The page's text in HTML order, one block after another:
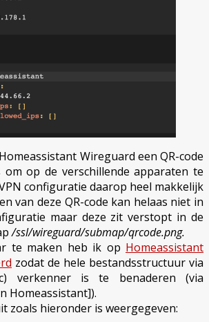
Wireguard een QR-code
op de verschillende apparaten te
configuratie daarop heel makkelijk
van deze QR-code kan helaas niet in
maar deze zit verstopt in de
/ssl/wireguard/submap/qrcode.png.
te maken heb ik op Homeassistant
zodat de hele bestandsstructuur via
verkenner is te benaderen (via
Homeassistant]).
zoals hieronder is weergegeven: